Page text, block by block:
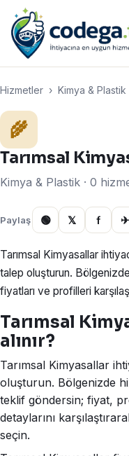
Hizmetler › Kimya & Plastik
🌾
Tarımsal
Kimya & Plastik · 0
Paylaş 🟢 𝕏 f ✈
Tarımsal Kimyasallar
talep oluşturun.
fiyatları ve profilleri
Tarımsal
alınır?
Tarımsal Kimyasallar
oluşturun. Bölgenizde
teklif göndersin; fiyat,
detaylarını
seçin.